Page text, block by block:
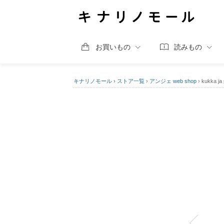
お買いもの 読みもの
キナリノモール › ストア一覧 › アンジェ web shop › kukka ja